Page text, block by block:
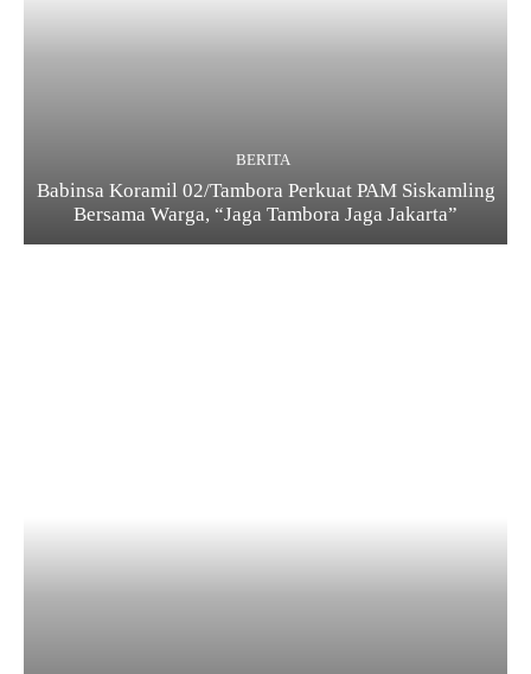
BERITA
Babinsa Koramil 02/Tambora Perkuat PAM Siskamling
Bersama Warga, “Jaga Tambora Jaga Jakarta”